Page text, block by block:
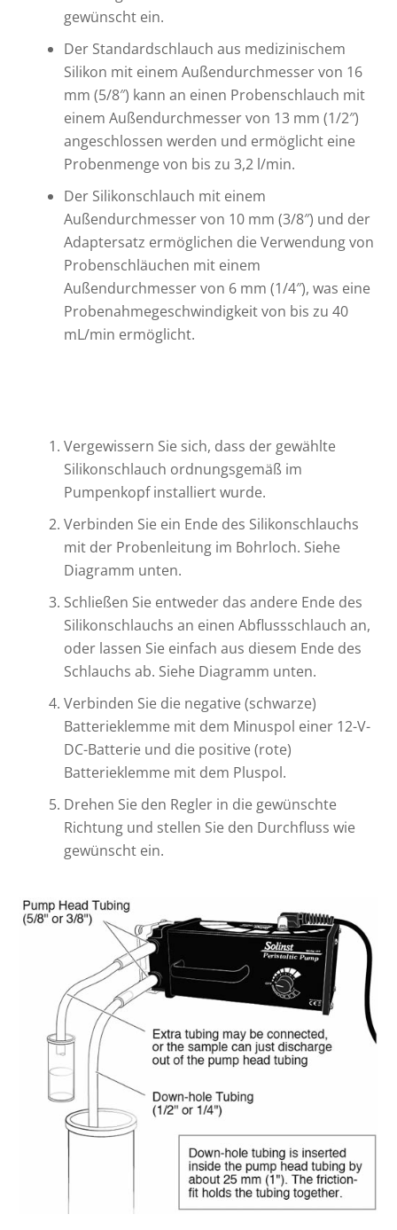
gewünscht ein.
Der Standardschlauch aus medizinischem
Silikon mit einem Außendurchmesser von 16
mm (5/8″) kann an einen Probenschlauch mit
einem Außendurchmesser von 13 mm (1/2″)
angeschlossen werden und ermöglicht eine
Probenmenge von bis zu 3,2 l/min.
Der Silikonschlauch mit einem
Außendurchmesser von 10 mm (3/8″) und der
Adaptersatz ermöglichen die Verwendung von
Probenschläuchen mit einem
Außendurchmesser von 6 mm (1/4″), was eine
Probenahmegeschwindigkeit von bis zu 40
mL/min ermöglicht.
Vergewissern Sie sich, dass der gewählte
Silikonschlauch ordnungsgemäß im
Pumpenkopf installiert wurde.
Verbinden Sie ein Ende des Silikonschlauchs
mit der Probenleitung im Bohrloch. Siehe
Diagramm unten.
Schließen Sie entweder das andere Ende des
Silikonschlauchs an einen Abflussschlauch an,
oder lassen Sie einfach aus diesem Ende des
Schlauchs ab. Siehe Diagramm unten.
Verbinden Sie die negative (schwarze)
Batterieklemme mit dem Minuspol einer 12-V-
DC-Batterie und die positive (rote)
Batterieklemme mit dem Pluspol.
Drehen Sie den Regler in die gewünschte
Richtung und stellen Sie den Durchfluss wie
gewünscht ein.